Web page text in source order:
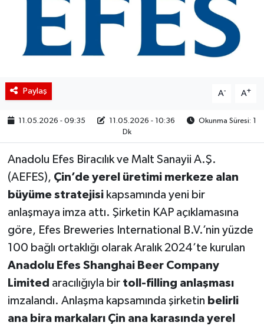
Paylaş A- A+
11.05.2026 - 09:35 11.05.2026 - 10:36
Okunma Süresi: 1
Dk
Anadolu Efes Biracılık ve Malt Sanayii A.Ş.
(AEFES), Çin’de yerel üretimi merkeze alan
büyüme stratejisikapsamında yeni bir
anlaşmaya imza attı. Şirketin KAP açıklamasına
göre, Efes Breweries International B.V.’nin yüzde
100 bağlı ortaklığı olarak Aralık 2024’te kurulan
Anadolu Efes Shanghai Beer Company
Limited aracılığıyla bir toll-filling anlaşması
imzalandı. Anlaşma kapsamında şirketin belirli
ana bira markaları Çin ana karasında yerel
Kiripto Para Piyasası
Gizlilik Sözleşmesi
İletişim